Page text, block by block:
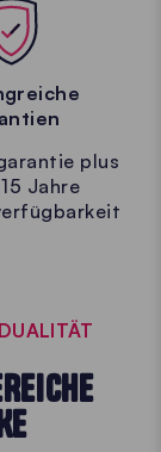
plus
Jahre